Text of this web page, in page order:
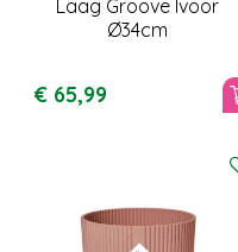
Laag Groove Ivoor
Ø34cm
€ 65,99